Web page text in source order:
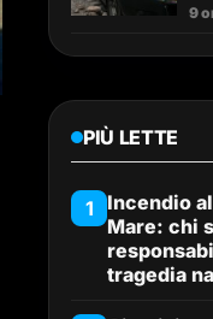
9
PIÙ LETTE
1
Incendio
Mare: chi
tragedia